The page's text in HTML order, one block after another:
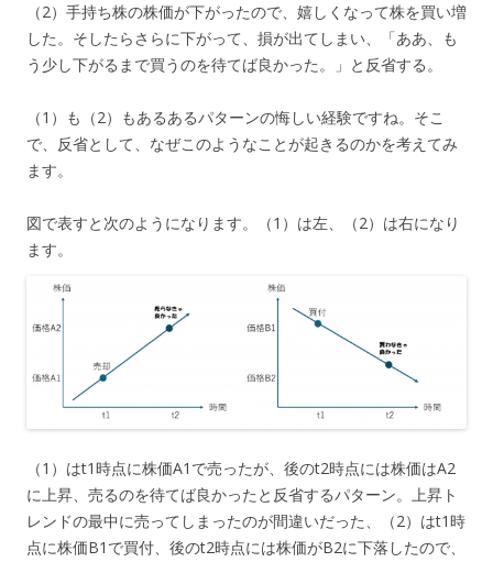
（2）手持ち株の株価が下がったので、嬉しくなって株を買い増
した。そしたらさらに下がって、損が出てしまい、「ああ、も
う少し下がるまで買うのを待てば良かった。」と反省する。
（1）も（2）もあるあるパターンの悔しい経験ですね。そこ
で、反省として、なぜこのようなことが起きるのかを考えてみ
ます。
図で表すと次のようになります。（1）は左、（2）は右になり
ます。
（1）はt1時点に株価A1で売ったが、後のt2時点には株価はA2
に上昇、売るのを待てば良かったと反省するパターン。上昇ト
レンドの最中に売ってしまったのが間違いだった、（2）はt1時
点に株価B1で買付、後のt2時点には株価がB2に下落したので、